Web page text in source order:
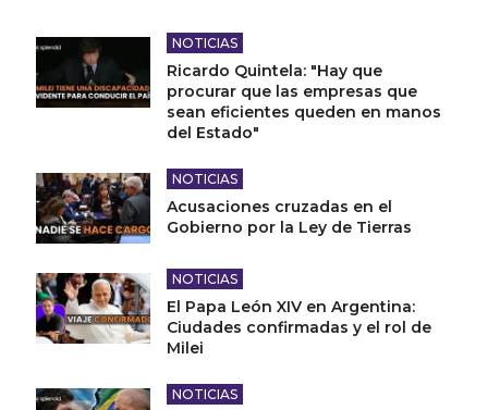
NOTICIAS
Ricardo Quintela: "Hay que
procurar que las empresas que
sean eficientes queden en manos
del Estado"
NOTICIAS
Acusaciones cruzadas en el
Gobierno por la Ley de Tierras
NOTICIAS
El Papa León XIV en Argentina:
Ciudades confirmadas y el rol de
Milei
NOTICIAS